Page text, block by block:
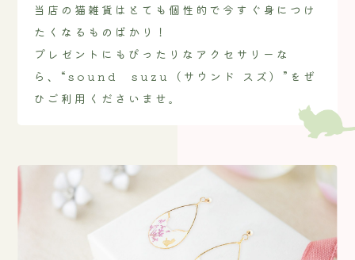
当店の猫雑貨はとても個性的で今すぐ身につけ
たくなるものばかり！
プレゼントにもぴったりなアクセサリーな
ら、“sound suzu（サウンド スズ）”をぜ
ひご利用くださいませ。